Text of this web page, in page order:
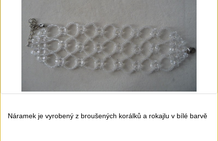
Náramek je vyrobený z broušených korálků a rokajlu v bílé barvě